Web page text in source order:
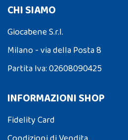
CHI SIAMO
Giocabene S.r.l.
Milano - via della Posta 8
Partita Iva: 02608090425
INFORMAZIONI SHOP
Fidelity Card